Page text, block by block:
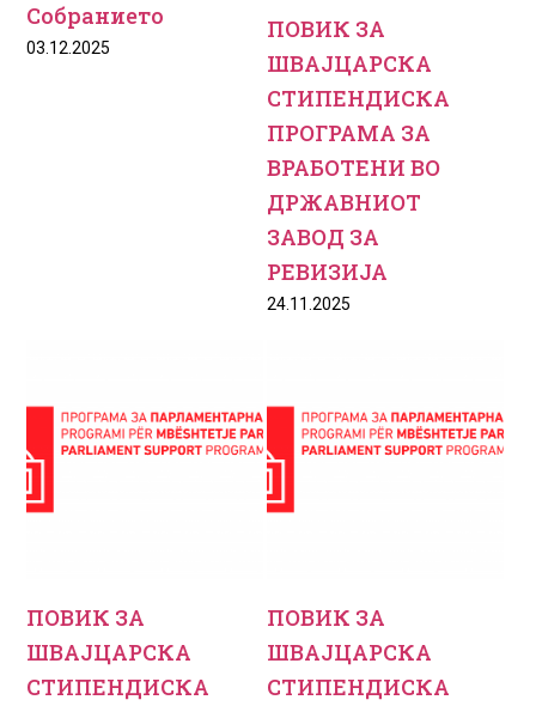
Собранието
03.12.2025
ПОВИК ЗА
ШВАЈЦАРСКА
СТИПЕНДИСКА
ПРОГРАМА ЗА
ВРАБОТЕНИ ВО
ДРЖАВНИОТ
ЗАВОД ЗА
РЕВИЗИЈА
24.11.2025
ПОВИК ЗА
ШВАЈЦАРСКА
СТИПЕНДИСКА
ПОВИК ЗА
ШВАЈЦАРСКА
СТИПЕНДИСКА